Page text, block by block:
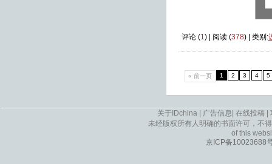
评论 (1) | 阅读 (378) | 类别:
« 前一页 1 2 3 4 5
关于IDchina | 广告信息 | 在线投稿 |
未经版权所有人明确的书面许可，不
of this
京ICP备10023688